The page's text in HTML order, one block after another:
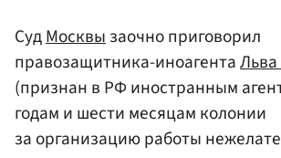
СудМосквызаочно приговорил
правозащитника-иноагента
(признан в РФ иностранным
годам и шести месяцам колонии
за организацию работы